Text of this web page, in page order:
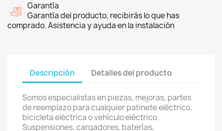
Garantía
Garantía del producto, recibirás lo que has
comprado. Asistencia y ayuda en la instalación
Descripción Detalles del producto
Somos especialistas en piezas, mejoras, partes
de reemplazo para cualquier patinete eléctrico,
bicicleta eléctrica o vehículo eléctrico.
Suspensiones, cargadores, baterías,